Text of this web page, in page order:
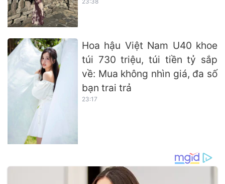
Hoa hậu Việt Nam U40 khoe
túi 730 triệu, túi tiền tỷ sắp
về: Mua không nhìn giá, đa số
bạn trai trả
23:17